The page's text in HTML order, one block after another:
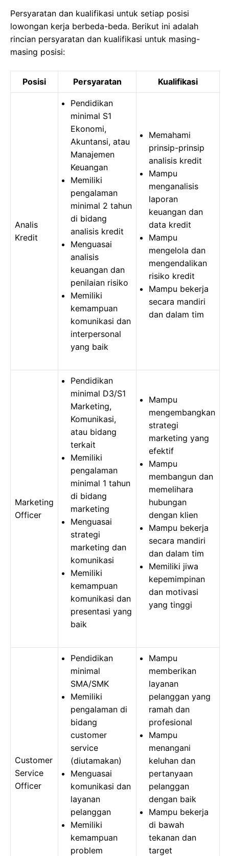
Persyaratan dan kualifikasi untuk setiap posisi
lowongan kerja berbeda-beda. Berikut ini adalah
rincian persyaratan dan kualifikasi untuk masing-
masing posisi:
Posisi Persyaratan Kualifikasi
Analis
Kredit
Pendidikan
minimal S1
Ekonomi,
Akuntansi, atau
Manajemen
Keuangan
Memiliki
pengalaman
minimal 2 tahun
di bidang
analisis kredit
Menguasai
analisis
keuangan dan
penilaian risiko
Memiliki
kemampuan
komunikasi dan
interpersonal
yang baik
Memahami
prinsip-prinsip
analisis kredit
Mampu
menganalisis
laporan
keuangan dan
data kredit
Mampu
mengelola dan
mengendalikan
risiko kredit
Mampu bekerja
secara mandiri
dan dalam tim
Marketing
Officer
Pendidikan
minimal D3/S1
Marketing,
Komunikasi,
atau bidang
terkait
Memiliki
pengalaman
minimal 1 tahun
di bidang
marketing
Menguasai
strategi
marketing dan
komunikasi
Memiliki
kemampuan
komunikasi dan
presentasi yang
baik
Mampu
mengembangkan
strategi
marketing yang
efektif
Mampu
membangun dan
memelihara
hubungan
dengan klien
Mampu bekerja
secara mandiri
dan dalam tim
Memiliki jiwa
kepemimpinan
dan motivasi
yang tinggi
Customer
Service
Officer
Pendidikan
minimal
SMA/SMK
Memiliki
pengalaman di
bidang
customer
service
(diutamakan)
Menguasai
komunikasi dan
layanan
pelanggan
Memiliki
kemampuan
problem
Mampu
memberikan
layanan
pelanggan yang
ramah dan
profesional
Mampu
menangani
keluhan dan
pertanyaan
pelanggan
dengan baik
Mampu bekerja
di bawah
tekanan dan
target